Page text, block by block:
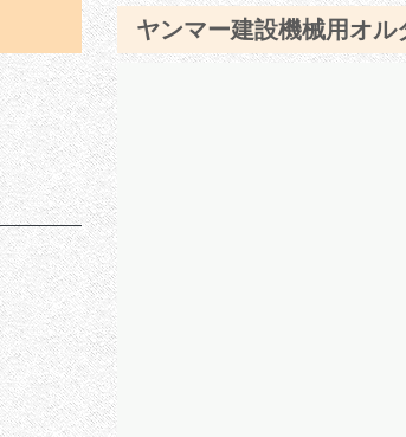
ヤンマー建設機械用オル